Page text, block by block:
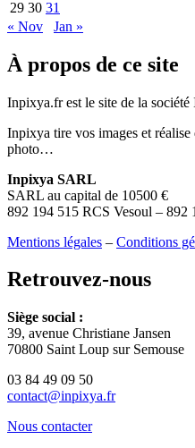
29 30 31
« Nov
Jan »
À propos de ce site
Inpixya.fr est le site de la
Inpixya tire vos images et réalise
photo…
Inpixya SARL
SARL au capital de 10500 €
892 194 515 RCS Vesoul –
Mentions légales – Conditions
Retrouvez-nous
Siège social :
39, avenue Christiane Jansen
70800 Saint Loup sur Semouse
03 84 49 09 50
contact@inpixya.fr
Nous contacter